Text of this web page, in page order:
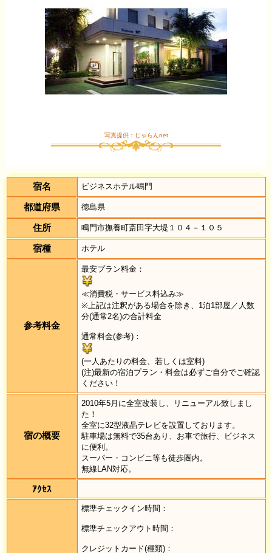
写真提供：じゃらんnet
宿名 ビジネスホテル鳴門
都道府県 徳島県
住所 鳴門市撫養町斎田字大堤１０４－１０５
宿種 ホテル
参考料金
最安プラン料金：
≪消費税・サービス料込み≫
※上記は注釈がある場合を除き、1泊1部屋／人数
分(通常2名)の合計料金
通常料金(参考)：
(一人あたりの料金、若しくは室料)
(注)最新の宿泊プラン・料金は必ずご自分でご確認
ください！
宿の概要
2010年5月に全室改装し、リニューアル致しまし
た！
全室に32型液晶テレビを設置しております。
駐車場は無料で35台あり、お車で旅行、ビジネス
に便利。
スーパー・コンビニ等も徒歩圏内。
無線LAN対応。
ｱｸｾｽ
標準チェックイン時間：
標準チェックアウト時間：
クレジットカード(種類)：